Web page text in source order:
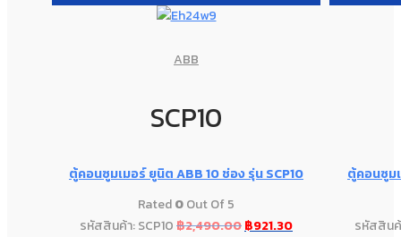
ABB
SCP10
ตู้คอนซูมเมอร์ ยูนิต ABB 10 ช่อง รุ่น SCP10
Rated0Out Of 5
รหัสสินค้า: SCP10฿2,490.00฿921.30
ตู้คอนซูม
รหัสสินค้